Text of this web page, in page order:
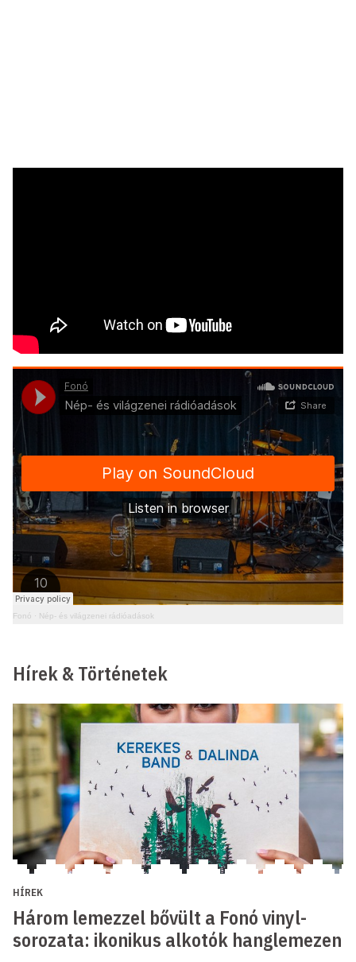
Fonó · Nép- és világzenei rádióadások
Hírek & Történetek
HÍREK
Három lemezzel bővült a Fonó vinyl-
sorozata: ikonikus alkotók hanglemezen